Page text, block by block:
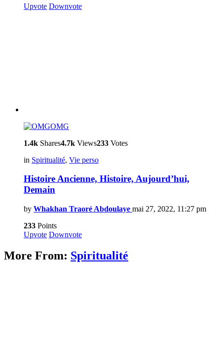
Upvote Downvote
OMG
1.4k Shares4.7k Views233 Votes
in Spiritualité, Vie perso
Histoire Ancienne, Histoire, Aujourd’hui,
Demain
by Whakhan Traoré Abdoulaye mai 27, 2022, 11:27 pm
233 Points
Upvote Downvote
More From: Spiritualité